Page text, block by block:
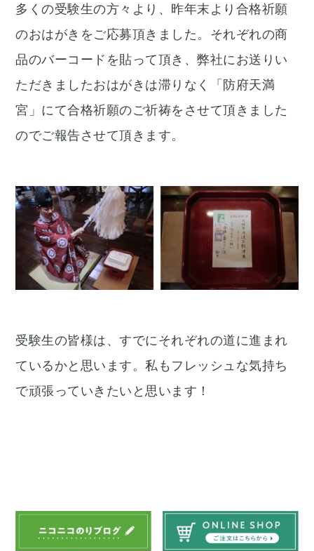
多くの受験生の方々より、昨年末より合格祈願
のおはがきをご応募頂きました。それぞれの商
品のバーコードを貼って頂き、弊社にお送りい
ただきましたおはがきは滞りなく「防府天満
宮」にて合格祈願のご祈祷をさせて頂きました
のでご報告させて頂きます。
受験生の皆様は、すでにそれぞれの道に進まれ
ているかと思います。私もフレッシュな気持ち
で頑張っていきたいと思います！